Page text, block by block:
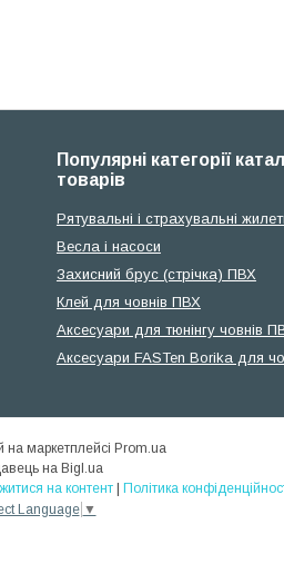
Популярні категорії
товарів
Рятувальні і страхувальні
Весла і насоси
Захисний брус (стрічка) ПВХ
Клей для човнів ПВХ
Аксесуари для тюнінгу човнів
Аксесуари FASTen Borika для
на маркетплейсі Prom.ua
на Bigl.ua
на контент | Політика
Language ▼